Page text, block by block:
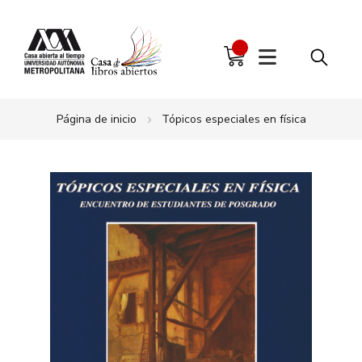
Página de inicio Tópicos especiales en física